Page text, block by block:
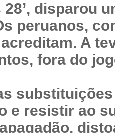
disparou
peruanos,
A
fora do
e resistir ao